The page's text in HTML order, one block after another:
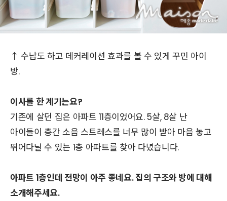
↑ 수납도 하고 데커레이션 효과를 볼 수 있게 꾸민 아이
방.
이사를 한 계기는요?
기존에 살던 집은 아파트 11층이었어요. 5살, 8살 난
아이들이 층간 소음 스트레스를 너무 많이 받아 마음 놓고
뛰어다닐 수 있는 1층 아파트를 찾아 다녔습니다.
아파트 1층인데 전망이 아주 좋네요. 집의 구조와 방에 대해
소개해주세요.